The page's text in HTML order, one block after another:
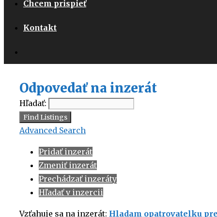
Chcem prispieť
Kontakt
Odpovedať na inzerát
Hľadať:
Advanced Search
Pridať inzerát
Zmeniť inzerát
Prechádzať inzeráty
Hľadať v inzercii
Vzťahuje sa na inzerát: Hladam opatrovatelku